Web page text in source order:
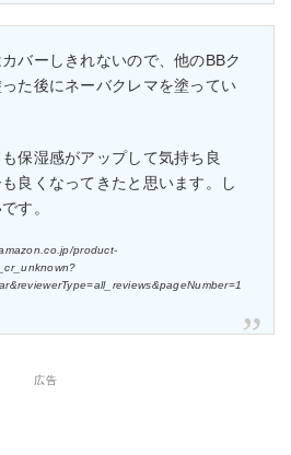
バーしきれないので、他のBBク
た後にネーバクレマを塗ってい
保湿感がアップして気持ち良
良くなってきたと思います。し
す。
product-
広告